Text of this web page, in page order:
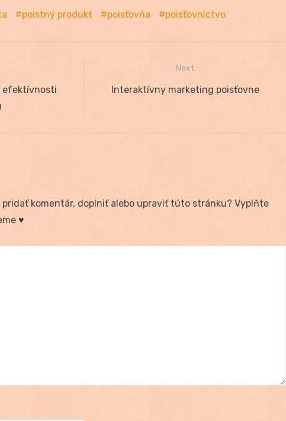
poistný produkt poisťovňa poisťovníctvo
efektívnosti
Next
Next
Interaktívny marketing poisťovne
komentár, doplniť alebo upraviť túto stránku? Vyplňte
♥